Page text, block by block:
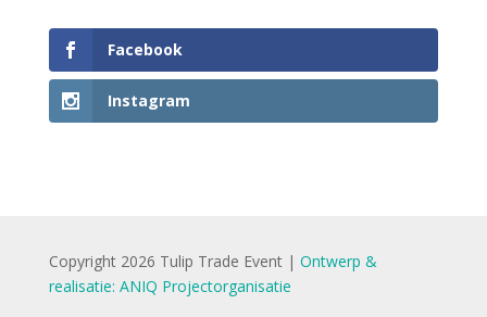
Facebook
Instagram
Copyright 2026 Tulip Trade Event | Ontwerp &
realisatie: ANIQ Projectorganisatie